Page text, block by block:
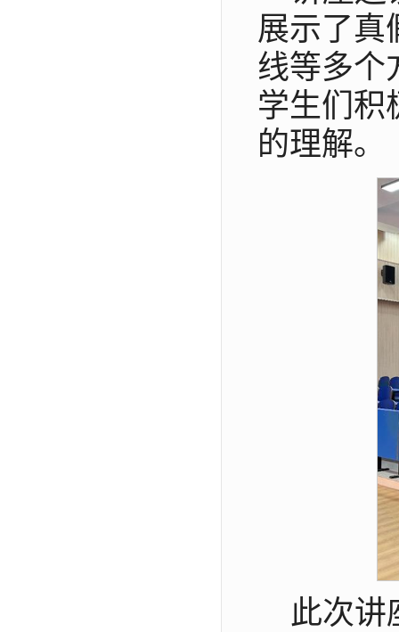
展示了真
线等多个
学生们积
的理解。
此次讲